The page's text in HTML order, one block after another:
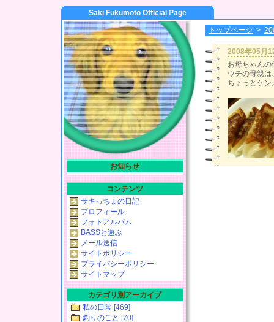
Saki Fukumoto Official Page
トップページ >
2008年05月
お母ちゃん
ウチの母親
ちょっとケ
お知らせ
コンテンツ
サキっちょの日記
プロフィール
フォトアルバム
BASSと遊ぶ
メール送信
サイトポリシー
プライバシーポリシー
サイトマップ
カテゴリ別アーカイブ
私の日常 [469]
釣りのこと [70]